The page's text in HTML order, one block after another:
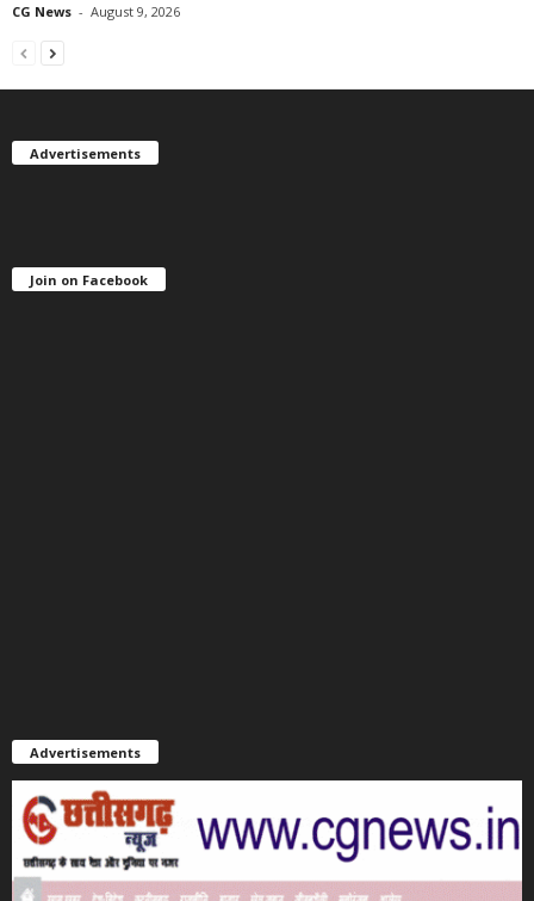
CG News - August 9, 2026
Advertisements
Join on Facebook
Advertisements